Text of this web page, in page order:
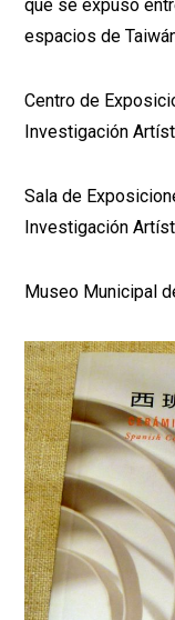
que se expuso
espacios de
Centro de
Investigación
Sala de
Investigación
Museo Municipal